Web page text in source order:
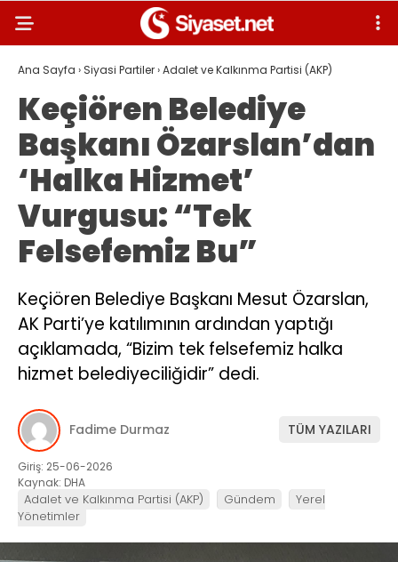
Ana Sayfa › Siyasi Partiler›Adalet ve Kalkınma Partisi (AKP)
Keçiören Belediye
Başkanı Özarslan’dan
‘Halka Hizmet’
Vurgusu: “Tek
Felsefemiz Bu”
Keçiören Belediye Başkanı Mesut Özarslan,
AK Parti’ye katılımının ardından yaptığı
açıklamada, “Bizim tek felsefemiz halka
hizmet belediyeciliğidir” dedi.
Fadime Durmaz TÜM YAZILARI
Giriş: 25-06-2026
Kaynak: DHA
Adalet ve Kalkınma Partisi (AKP) Gündem
Yerel
Yönetimler